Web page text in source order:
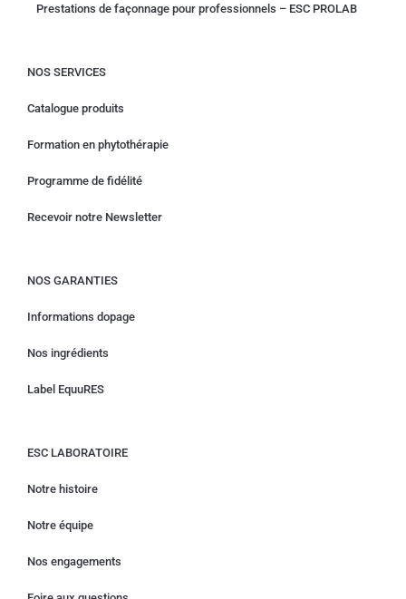
Prestations de façonnage pour professionnels – ESC PROLAB
NOS SERVICES
Catalogue produits
Formation en phytothérapie
Programme de fidélité
Recevoir notre Newsletter
NOS GARANTIES
Informations dopage
Nos ingrédients
Label EquuRES
ESC LABORATOIRE
Notre histoire
Notre équipe
Nos engagements